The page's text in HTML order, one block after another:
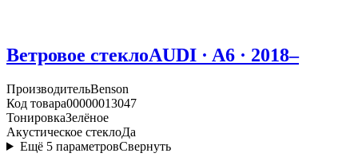
Ветровое стеклоAUDI · A6 · 2018–
ПроизводительBenson
Код товара00000013047
ТонировкаЗелёное
Акустическое стеклоДа
Ещё 5 параметровСвернуть